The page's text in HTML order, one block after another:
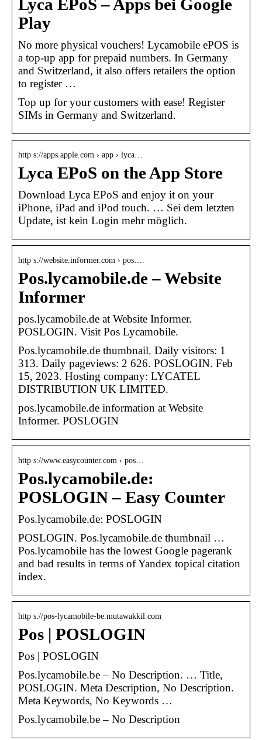
Lyca EPoS – Apps bei Google
Play
No more physical vouchers! Lycamobile ePOS is
a top-up app for prepaid numbers. In Germany
and Switzerland, it also offers retailers the option
to register …
Top up for your customers with ease! Register
SIMs in Germany and Switzerland.
http s://apps.apple.com › app › lyca…
Lyca EPoS on the App Store
Download Lyca EPoS and enjoy it on your
iPhone, iPad and iPod touch. … Sei dem letzten
Update, ist kein Login mehr möglich.
http s://website.informer.com › pos….
Pos.lycamobile.de – Website
Informer
pos.lycamobile.de at Website Informer.
POSLOGIN. Visit Pos Lycamobile.
Pos.lycamobile.de thumbnail. Daily visitors: 1
313. Daily pageviews: 2 626. POSLOGIN. Feb
15, 2023. Hosting company: LYCATEL
DISTRIBUTION UK LIMITED.
pos.lycamobile.de information at Website
Informer. POSLOGIN
http s://www.easycounter.com › pos…
Pos.lycamobile.de:
POSLOGIN – Easy Counter
Pos.lycamobile.de: POSLOGIN
POSLOGIN. Pos.lycamobile.de thumbnail …
Pos.lycamobile has the lowest Google pagerank
and bad results in terms of Yandex topical citation
index.
http s://pos-lycamobile-be.mutawakkil.com
Pos | POSLOGIN
Pos | POSLOGIN
Pos.lycamobile.be – No Description. … Title,
POSLOGIN. Meta Description, No Description.
Meta Keywords, No Keywords …
Pos.lycamobile.be – No Description